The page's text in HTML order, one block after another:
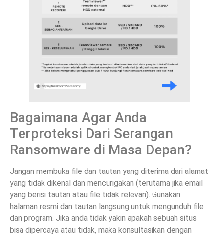
Bagaimana Agar Anda
Terproteksi Dari Serangan
Ransomware di Masa Depan?
Jangan membuka file dan tautan yang diterima dari alamat
yang tidak dikenal dan mencurigakan (terutama jika email
yang berisi tautan atau file tidak relevan). Gunakan
halaman resmi dan tautan langsung untuk mengunduh file
dan program. Jika anda tidak yakin apakah sebuah situs
bisa dipercaya atau tidak, maka konsultasikan dengan